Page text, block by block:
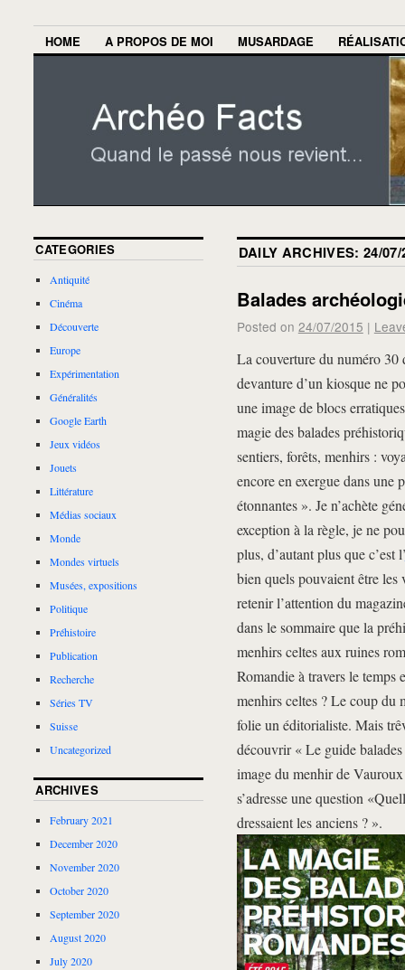
HOME A PROPOS DE MOI MUSARDAGE
DAILY ARCHIVES: 24/
Balades
Posted on 24/07/2015 |
La couverture du numéro
devanture d’un kiosque ne
une image de blocs
magie des balades
sentiers, forêts, menhirs :
encore en exergue dans une
étonnantes ». Je n’achète
exception à la règle, je ne
plus, d’autant plus que c’est l’
bien quels pouvaient être
retenir l’attention du
dans le sommaire que la
menhirs celtes aux ruines
Romandie à travers le temps
menhirs celtes ? Le coup du
folie un éditorialiste. Mais
découvrir « Le guide balades
image du menhir de
s’adresse une question
dressaient les anciens ? ».
CATEGORIES
Antiquité
Cinéma
Découverte
Europe
Expérimentation
Généralités
Google Earth
Jeux vidéos
Jouets
Littérature
Médias sociaux
Monde
Mondes virtuels
Musées, expositions
Politique
Préhistoire
Publication
Recherche
Séries TV
Suisse
Uncategorized
ARCHIVES
February 2021
December 2020
November 2020
October 2020
September 2020
August 2020
July 2020